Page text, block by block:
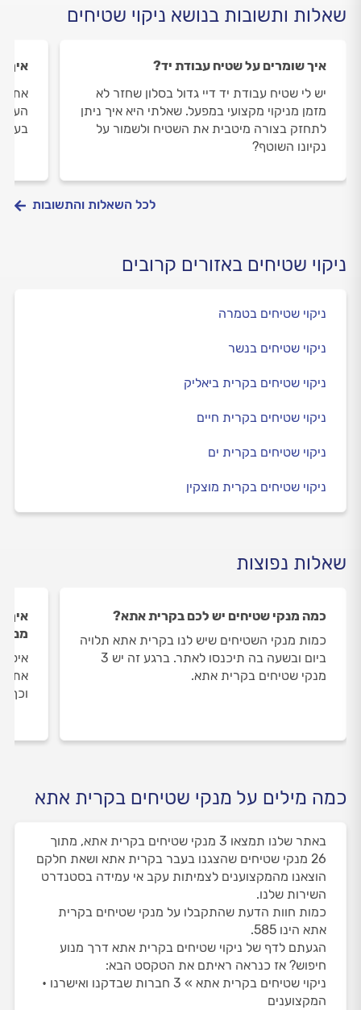
שאלות ותשובות בנושא ניקוי שטיחים
איך שומרים על שטיח עבודת יד?
יש לי שטיח עבודת יד דיי גדול בסלון שחזר לא
מזמן מניקוי מקצועי במפעל. שאלתי היא איך ניתן
לתחזק בצורה מיטבית את השטיח ולשמור על
נקיונו השוטף?
איך
לכל השאלות והתשובות
ניקוי שטיחים באזורים קרובים
ניקוי שטיחים בטמרה
ניקוי שטיחים בנשר
ניקוי שטיחים בקרית ביאליק
ניקוי שטיחים בקרית חיים
ניקוי שטיחים בקרית ים
ניקוי שטיחים בקרית מוצקין
שאלות נפוצות
כמה מנקי שטיחים יש לכם בקרית אתא?
כמות מנקי השטיחים שיש לנו בקרית אתא תלויה
ביום ובשעה בה תיכנסו לאתר. ברגע זה יש 3
מנקי שטיחים בקרית אתא.
איך
אתא
וכך
כמה מילים על מנקי שטיחים בקרית אתא
באתר שלנו תמצאו 3 מנקי שטיחים בקרית אתא, מתוך
26 מנקי שטיחים שהצגנו בעבר בקרית אתא ושאת חלקם
הוצאנו מהמקצוענים לצמיתות עקב אי עמידה בסטנדרט
השירות שלנו.
כמות חוות הדעת שהתקבלו על מנקי שטיחים בקרית
אתא הינו 585.
הגעתם לדף של ניקוי שטיחים בקרית אתא דרך מנוע
חיפוש? אז כנראה ראיתם את הטקסט הבא:
ניקוי שטיחים בקרית אתא » 3 חברות שבדקנו ואישרנו •
המקצוענים